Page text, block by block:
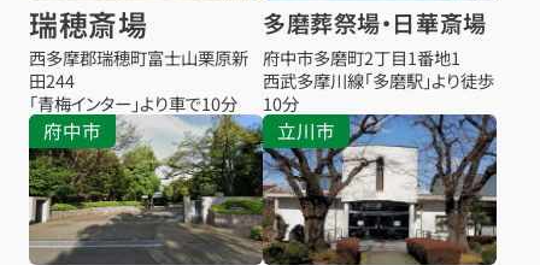
瑞穂斎場
西多摩郡瑞穂町富士山栗原新
田244
「青梅インター」より車で10分
多磨葬祭場・日華斎場
府中市多磨町2丁目1番地1
西武多摩川線「多磨駅」より徒歩
10分
府中市 立川市